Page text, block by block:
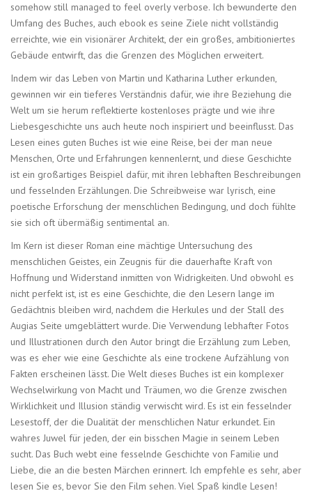
somehow still managed to feel overly verbose. Ich bewunderte den
Umfang des Buches, auch ebook es seine Ziele nicht vollständig
erreichte, wie ein visionärer Architekt, der ein großes, ambitioniertes
Gebäude entwirft, das die Grenzen des Möglichen erweitert.
Indem wir das Leben von Martin und Katharina Luther erkunden,
gewinnen wir ein tieferes Verständnis dafür, wie ihre Beziehung die
Welt um sie herum reflektierte kostenloses prägte und wie ihre
Liebesgeschichte uns auch heute noch inspiriert und beeinflusst. Das
Lesen eines guten Buches ist wie eine Reise, bei der man neue
Menschen, Orte und Erfahrungen kennenlernt, und diese Geschichte
ist ein großartiges Beispiel dafür, mit ihren lebhaften Beschreibungen
und fesselnden Erzählungen. Die Schreibweise war lyrisch, eine
poetische Erforschung der menschlichen Bedingung, und doch fühlte
sie sich oft übermäßig sentimental an.
Im Kern ist dieser Roman eine mächtige Untersuchung des
menschlichen Geistes, ein Zeugnis für die dauerhafte Kraft von
Hoffnung und Widerstand inmitten von Widrigkeiten. Und obwohl es
nicht perfekt ist, ist es eine Geschichte, die den Lesern lange im
Gedächtnis bleiben wird, nachdem die Herkules und der Stall des
Augias Seite umgeblättert wurde. Die Verwendung lebhafter Fotos
und Illustrationen durch den Autor bringt die Erzählung zum Leben,
was es eher wie eine Geschichte als eine trockene Aufzählung von
Fakten erscheinen lässt. Die Welt dieses Buches ist ein komplexer
Wechselwirkung von Macht und Träumen, wo die Grenze zwischen
Wirklichkeit und Illusion ständig verwischt wird. Es ist ein fesselnder
Lesestoff, der die Dualität der menschlichen Natur erkundet. Ein
wahres Juwel für jeden, der ein bisschen Magie in seinem Leben
sucht. Das Buch webt eine fesselnde Geschichte von Familie und
Liebe, die an die besten Märchen erinnert. Ich empfehle es sehr, aber
lesen Sie es, bevor Sie den Film sehen. Viel Spaß kindle Lesen!